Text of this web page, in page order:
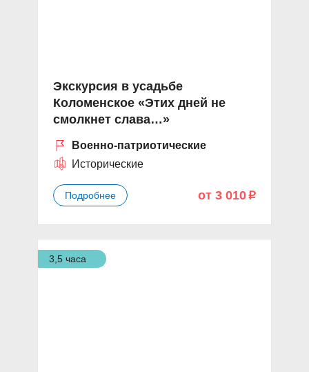
Экскурсия в усадьбе
Коломенское «Этих дней не
смолкнет слава…»
Военно-патриотические
Исторические
Подробнее от 3 010 p
3,5 часа